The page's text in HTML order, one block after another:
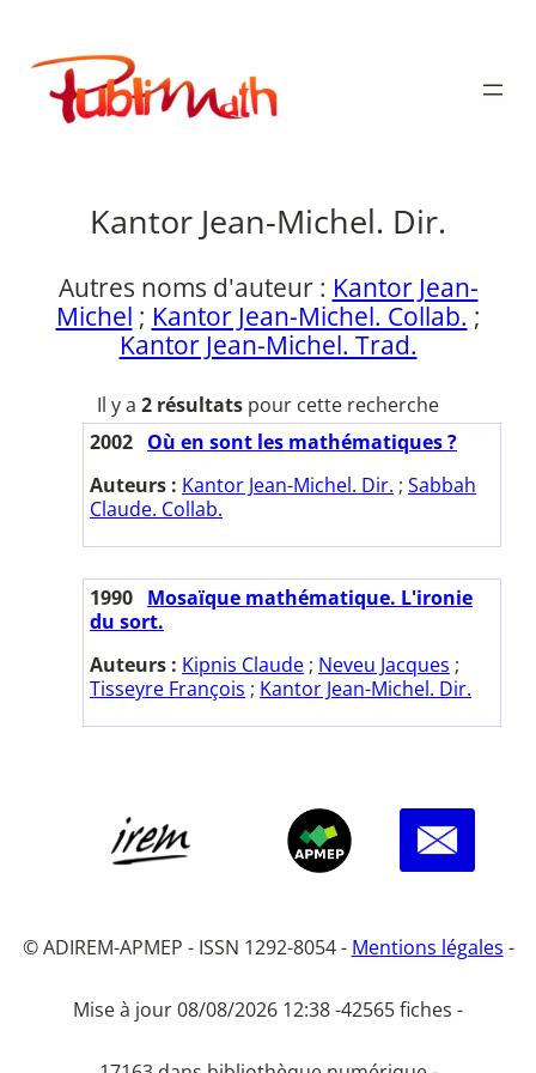
contenu
Publimath
Kantor Jean-Michel. Dir.
Autres noms d'auteur : Kantor Jean-
Michel ; Kantor Jean-Michel. Collab. ;
Kantor Jean-Michel. Trad.
Il y a 2 résultats pour cette recherche
2002 Où en sont les mathématiques ?
Auteurs : Kantor Jean-Michel. Dir. ; Sabbah
Claude. Collab.
1990 Mosaïque mathématique. L'ironie
du sort.
Auteurs : Kipnis Claude ; Neveu Jacques ;
Tisseyre François ; Kantor Jean-Michel. Dir.
© ADIREM-APMEP - ISSN 1292-8054 - Mentions légales -
Mise à jour 08/08/2026 12:38 -42565 fiches -